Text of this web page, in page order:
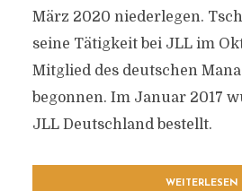
März 2020 niederlegen.
seine Tätigkeit bei JLL im
Mitglied des deutschen
begonnen. Im Januar 2017
JLL Deutschland bestellt.
WEITERLESEN